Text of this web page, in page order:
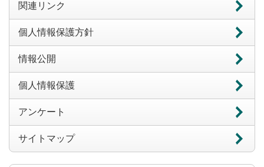
関連リンク
個人情報保護方針
情報公開
個人情報保護
アンケート
サイトマップ